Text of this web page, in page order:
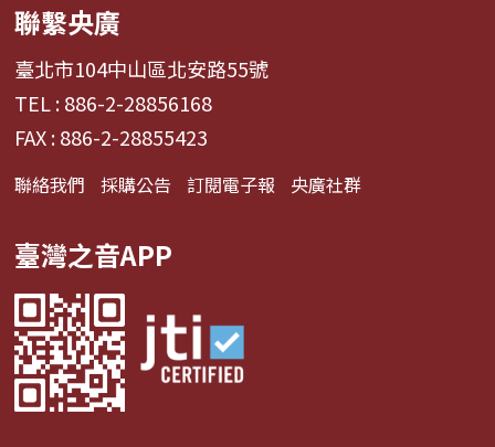
聯繫央廣
臺北市104中山區北安路55號
TEL : 886-2-28856168
FAX : 886-2-28855423
聯絡我們 採購公告 訂閱電子報 央廣社群
臺灣之音APP